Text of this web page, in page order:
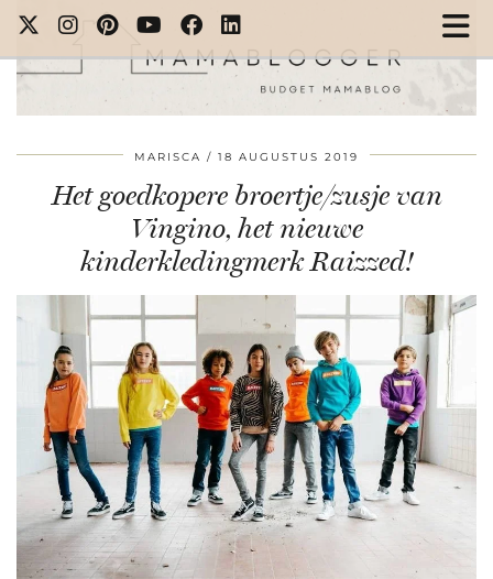
MARISCA 18 AUGUSTUS 2019
Het goedkopere broertje/zusje van
Vingino, het nieuwe
kinderkledingmerk Raizzed!